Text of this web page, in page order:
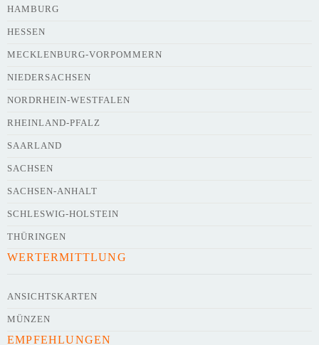
Webseite
Kurze Beschreibung des Flohmarkts
Kontaktdaten des Veranstalters
HAMBURG
HESSEN
MECKLENBURG-VORPOMMERN
NIEDERSACHSEN
NORDRHEIN-WESTFALEN
RHEINLAND-PFALZ
SAARLAND
SACHSEN
SACHSEN-ANHALT
SCHLESWIG-HOLSTEIN
THÜRINGEN
WERTERMITTLUNG
ANSICHTSKARTEN
MÜNZEN
EMPFEHLUNGEN